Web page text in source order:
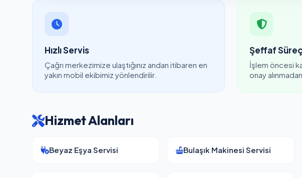
Hızlı Servis
Çağrı merkezimize ulaştığınız andan itibaren en
yakın mobil ekibimiz yönlendirilir.
Şeffaf Süreç
İşlem öncesi
onay
Hizmet Alanları
Beyaz Eşya Servisi Bulaşık Makinesi Servisi